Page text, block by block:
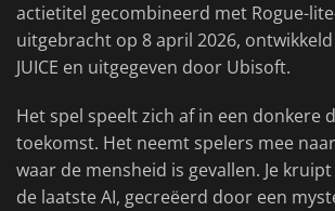
actietitel gecombineerd met Rogue-
uitgebracht op 8 april 2026, ontwikkeld
JUICE en uitgegeven door Ubisoft.
Het spel speelt zich af in een donkere
toekomst. Het neemt spelers mee
waar de mensheid is gevallen. Je
de laatste AI, gecreëerd door een